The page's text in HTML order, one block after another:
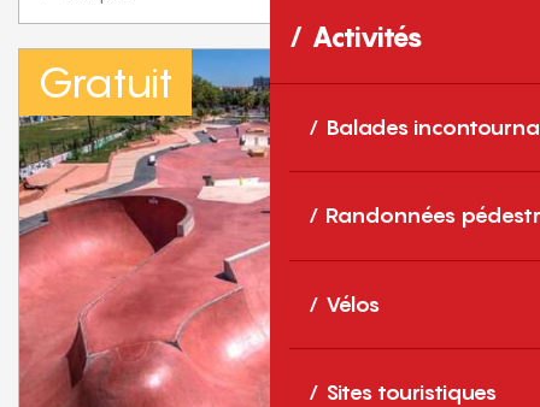
Activités
Balades
Randonnées
Vélos
Sites touristiques
Gratuit